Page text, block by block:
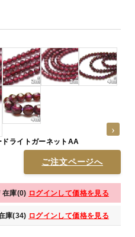
ドライトガーネットAA
ご注文ページへ
在庫(0) ログインして価格を見る
庫(34) ログインして価格を見る